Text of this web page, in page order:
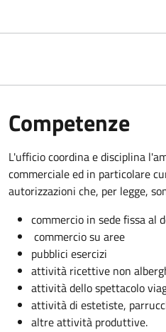
Competenze
L'ufficio coordina e disciplina
commerciale ed in particolare
autorizzazioni che, per legge,
commercio in sede fissa al
commercio su aree
pubblici esercizi
attività ricettive non
attività dello spettacolo
attività di estetiste,
altre attività produttive.